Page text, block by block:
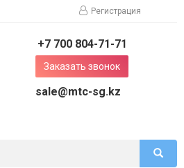
Регистрация
+7 700 804-71-71
Заказать звонок
sale@mtc-sg.kz